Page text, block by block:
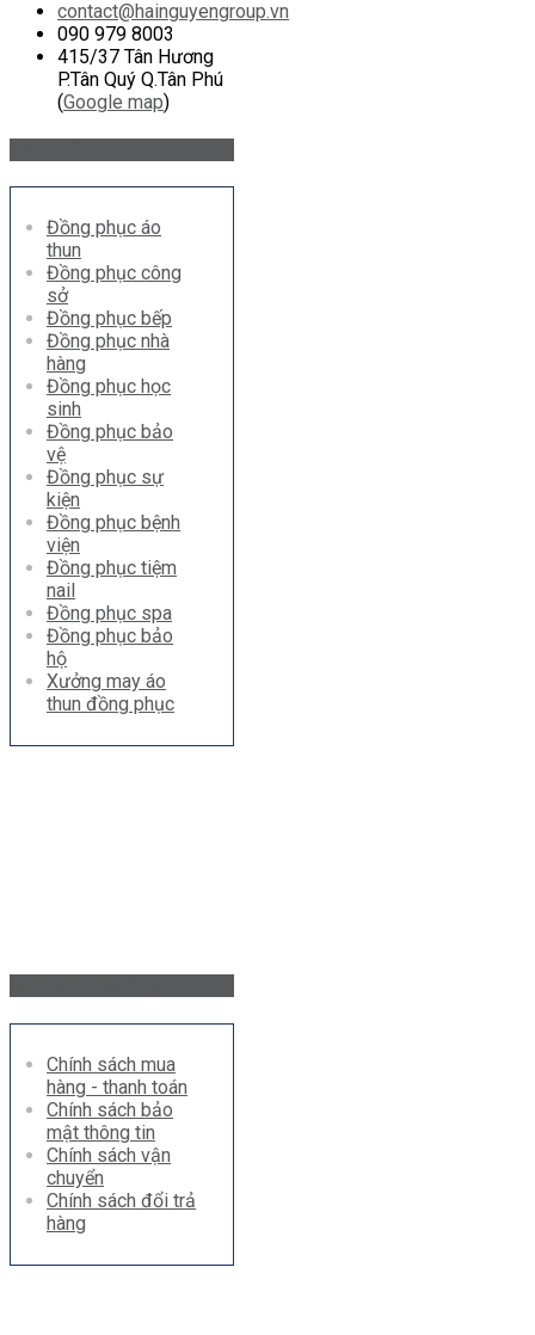
contact@hainguyengroup.vn
090 979 8003
415/37 Tân Hương
P.Tân Quý Q.Tân Phú
(Google map)
Đồng phục áo
thun
Đồng phục công
sở
Đồng phục bếp
Đồng phục nhà
hàng
Đồng phục học
sinh
Đồng phục bảo
vệ
Đồng phục sự
kiện
Đồng phục bệnh
viện
Đồng phục tiệm
nail
Đồng phục spa
Đồng phục bảo
hộ
Xưởng may áo
thun đồng phục
Chính sách mua
hàng - thanh toán
Chính sách bảo
mật thông tin
Chính sách vận
chuyển
Chính sách đổi trả
hàng